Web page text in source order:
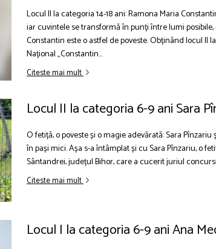
Locul II la categoria 14-18 ani: Ramona Maria
iar cuvintele se transformă în punți între lumi
Constantin este o astfel de poveste. Obținând locul II
Național „Constantin...
Citeste mai mult
Locul II la categoria 6-9 ani Sara
O fetiță, o poveste și o magie adevărată: Sara
în pași mici. Așa s-a întâmplat și cu Sara Pînzariu, o
Sântandrei, județul Bihor, care a cucerit juriul
Citeste mai mult
Locul I la categoria 6-9 ani Ana